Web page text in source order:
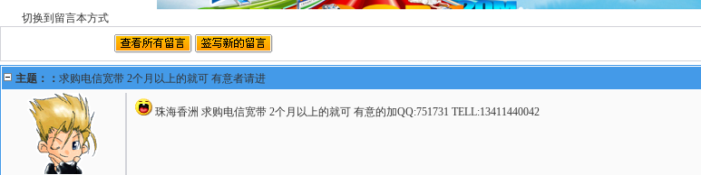
切换到留言本方式
主题：： 求购电信宽带 2个月以上的就可 有意者请进
珠海香洲 求购电信宽带 2个月以上的就可 有意的加QQ:751731 TELL:13411440042